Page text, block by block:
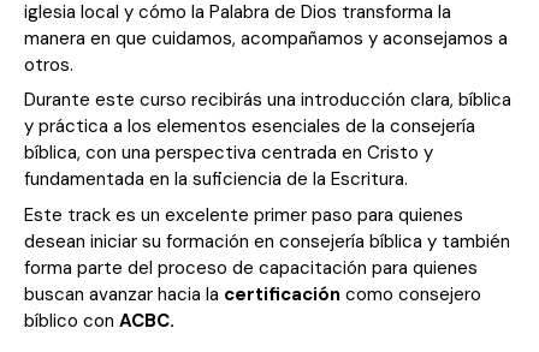
iglesia local y cómo la Palabra de Dios transforma la
manera en que cuidamos, acompañamos y aconsejamos a
otros.
Durante este curso recibirás una introducción clara, bíblica
y práctica a los elementos esenciales de la consejería
bíblica, con una perspectiva centrada en Cristo y
fundamentada en la suficiencia de la Escritura.
Este track es un excelente primer paso para quienes
desean iniciar su formación en consejería bíblica y también
forma parte del proceso de capacitación para quienes
buscan avanzar hacia la certificación como consejero
bíblico con ACBC.